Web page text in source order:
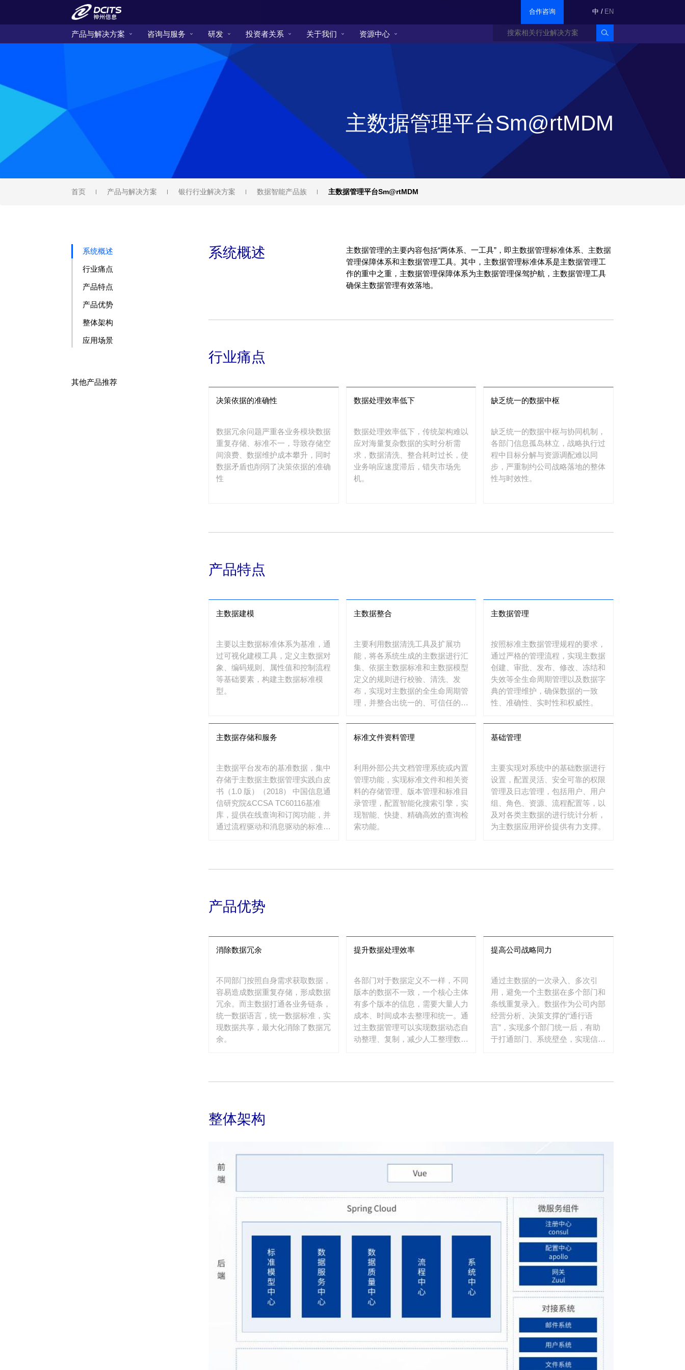
合作咨询 中 / EN
产品与解决方案 咨询与服务 研发 投资者关系 关于我们 资源中心
主数据管理平台Sm@rtMDM
首页 产品与解决方案 银行行业解决方案 数据智能产品族 主数据管理平台Sm@rtMDM
系统概述
主数据管理的主要内容包括“两体系、一工具”，即主数据管理标准体系、主数据
管理保障体系和主数据管理工具。其中，主数据管理标准体系是主数据管理工
作的重中之重，主数据管理保障体系为主数据管理保驾护航，主数据管理工具
确保主数据管理有效落地。
行业痛点
决策依据的准确性
数据冗余问题严重各业务模块数据
重复存储、标准不一，导致存储空
间浪费、数据维护成本攀升，同时
数据矛盾也削弱了决策依据的准确
性
数据处理效率低下
数据处理效率低下，传统架构难以
应对海量复杂数据的实时分析需
求，数据清洗、整合耗时过长，使
业务响应速度滞后，错失市场先
机。
缺乏统一的数据中枢
缺乏统一的数据中枢与协同机制，
各部门信息孤岛林立，战略执行过
程中目标分解与资源调配难以同
步，严重制约公司战略落地的整体
性与时效性。
产品特点
主数据建模
主要以主数据标准体系为基准，通
过可视化建模工具，定义主数据对
象、编码规则、属性值和控制流程
等基础要素，构建主数据标准模
型。
主数据整合
主要利用数据清洗工具及扩展功
能，将各系统生成的主数据进行汇
集、依据主数据标准和主数据模型
定义的规则进行校验、清洗、发
布，实现对主数据的全生命周期管
理，并整合出统一的、可信任的主
主数据管理
按照标准主数据管理规程的要求，
通过严格的管理流程，实现主数据
创建、审批、发布、修改、冻结和
失效等全生命周期管理以及数据字
典的管理维护，确保数据的一致
性、准确性、实时性和权威性。
主数据存储和服务
主数据平台发布的基准数据，集中
存储于主数据主数据管理实践白皮
书（1.0 版）（2018） 中国信息通
信研究院&CCSA TC60116基准
库，提供在线查询和订阅功能，并
通过流程驱动和消息驱动的标准接
标准文件资料管理
利用外部公共文档管理系统或内置
管理功能，实现标准文件和相关资
料的存储管理、版本管理和标准目
录管理，配置智能化搜索引擎，实
现智能、快捷、精确高效的查询检
索功能。
基础管理
主要实现对系统中的基础数据进行
设置，配置灵活、安全可靠的权限
管理及日志管理，包括用户、用户
组、角色、资源、流程配置等，以
及对各类主数据的进行统计分析，
为主数据应用评价提供有力支撑。
产品优势
消除数据冗余
不同部门按照自身需求获取数据，
容易造成数据重复存储，形成数据
冗余。而主数据打通各业务链条，
统一数据语言，统一数据标准，实
现数据共享，最大化消除了数据冗
余。
提升数据处理效率
各部门对于数据定义不一样，不同
版本的数据不一致，一个核心主体
有多个版本的信息，需要大量人力
成本、时间成本去整理和统一。通
过主数据管理可以实现数据动态自
动整理、复制，减少人工整理数据
提高公司战略同力
通过主数据的一次录入、多次引
用，避免一个主数据在多个部门和
条线重复录入。数据作为公司内部
经营分析、决策支撑的“通行语
言”，实现多个部门统一后，有助
于打通部门、系统壁垒，实现信息
整体架构
系统概述
行业痛点
产品特点
产品优势
整体架构
应用场景
其他产品推荐